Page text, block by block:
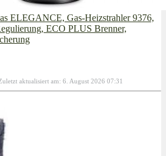
ELEGANCE, Gas-Heizstrahler 9376,
ECO PLUS Brenner,
aktualisiert am: 6. August 2026 07:31